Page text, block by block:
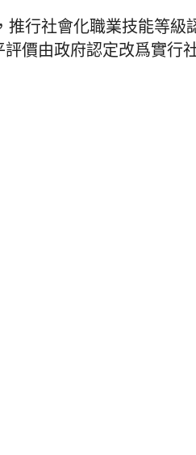
行社會化職業技能等級
價由政府認定改爲實行